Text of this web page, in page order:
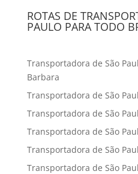
ROTAS DE
PAULO PARA TODO
Transportadora de São
Barbara
Transportadora de São
Transportadora de São
Transportadora de São
Transportadora de São
Transportadora de São